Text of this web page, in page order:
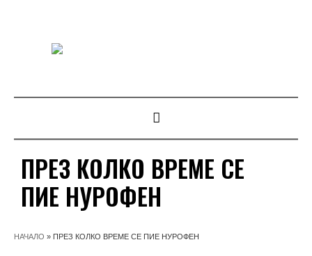
ПРЕЗ КОЛКО ВРЕМЕ СЕ
ПИЕ НУРОФЕН
НАЧАЛО » ПРЕЗ КОЛКО ВРЕМЕ СЕ ПИЕ НУРОФЕН